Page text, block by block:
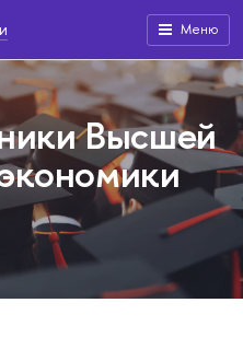
Меню
Высшей